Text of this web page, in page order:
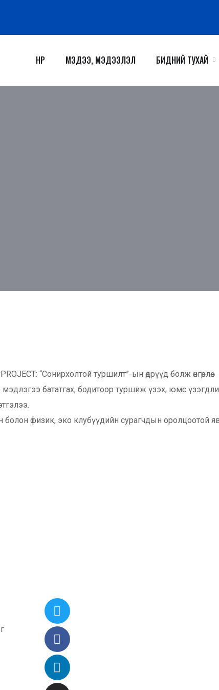
НҮҮР МЭДЭЭ, МЭДЭЭЛЭЛ БИДНИЙ ТУХАЙ
“Сонирхолтой туршилт”-ын өдрүүд болж өнгөрлөө.
бататгах, бодитоор туршиж үзэх, юмс
болон физик, эко клубүүдийн сурагчдын оролцоотой